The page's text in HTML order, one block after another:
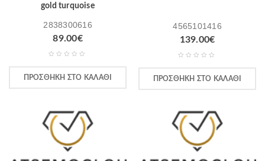
gold turquoise
2838300616
89.00€
ΠΡΟΣΘΉΚΗ ΣΤΟ ΚΑΛΆΘΙ
4565101416
139.00€
ΠΡΟΣΘΉΚΗ ΣΤΟ ΚΑΛΆΘΙ